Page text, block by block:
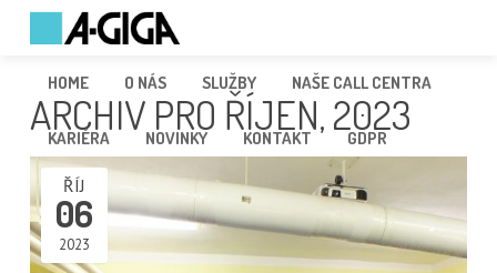
HOME O NÁS SLUŽBY NAŠE CALL CENTRA
KARIÉRA NOVINKY KONTAKT GDPR
ARCHIV PRO ŘÍJEN, 2023
ŘÍJ
06
2023